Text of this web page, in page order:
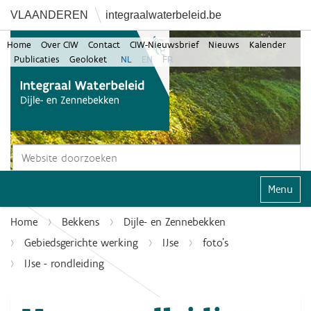
VLAANDEREN integraalwaterbeleid.be
Zoek
Home Over CIW Contact CIW-Nieuwsbrief Nieuws
Kalender
Publicaties
Geoloket NL EN FR
Klap
Home Bekkens
Dijle- en Zennebekken
Gebiedsgerichte werking
IJse
foto's
IJse - rondleiding